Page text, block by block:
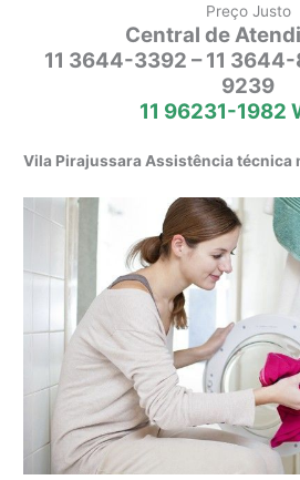
Preço Justo
Central de
11 3644-3392 – 11 3644-
9239
11 96231-1982
Vila Pirajussara Assistência técnica